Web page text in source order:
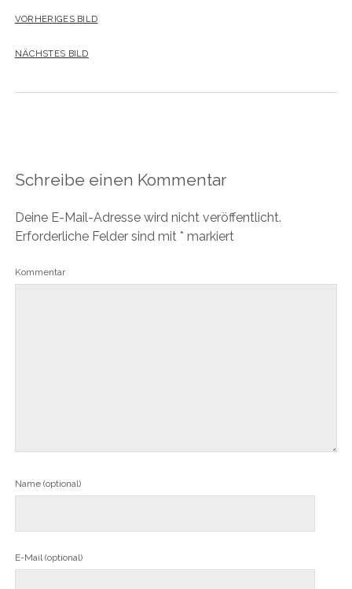
VORHERIGES BILD
NÄCHSTES BILD
Schreibe einen Kommentar
Deine E-Mail-Adresse wird nicht veröffentlicht.
Erforderliche Felder sind mit * markiert
Kommentar
Name (optional)
E-Mail (optional)